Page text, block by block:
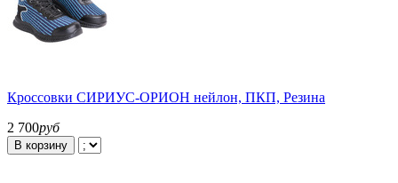
Кроссовки СИРИУС-ОРИОН нейлон, ПКП, Резина
2 700руб
В корзину